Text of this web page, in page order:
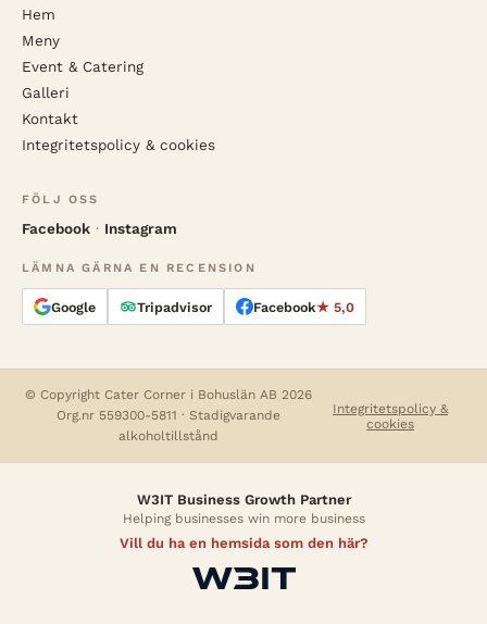
Hem
Meny
Event & Catering
Galleri
Kontakt
Integritetspolicy & cookies
FÖLJ OSS
Facebook · Instagram
LÄMNA GÄRNA EN RECENSION
Google Tripadvisor Facebook★ 5,0
© Copyright Cater Corner i Bohuslän AB 2026
Org.nr 559300-5811 · Stadigvarande
alkoholtillstånd
Integritetspolicy &
cookies
W3IT Business Growth Partner
Helping businesses win more business
Vill du ha en hemsida som den här?